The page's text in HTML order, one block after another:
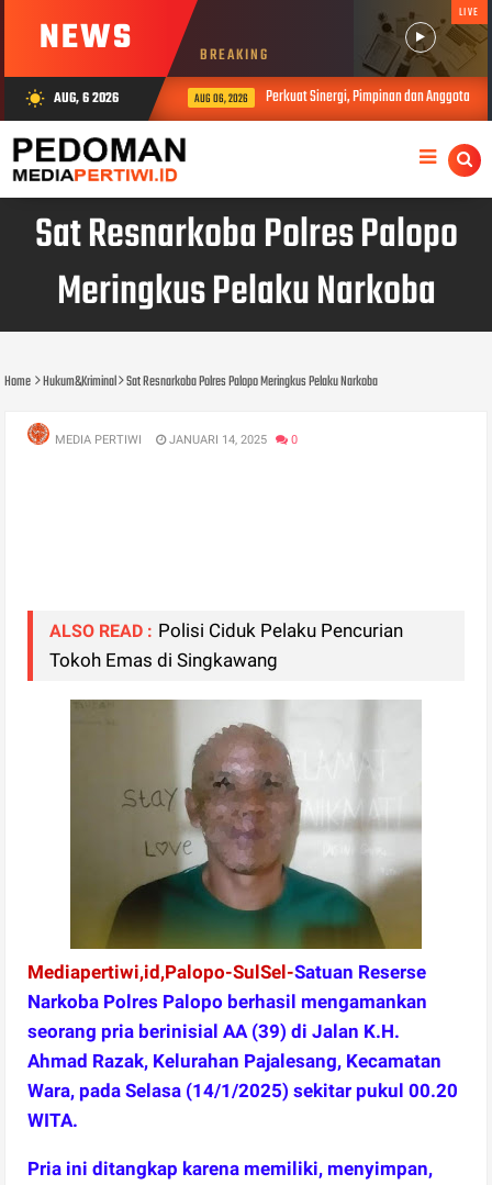
NEWS BREAKING
LIVE
wb_sunny AUG, 6 2026 AUG 06, 2026 Perkuat Sinergi, Pimpinan dan Anggota
Sat Resnarkoba Polres Palopo
Meringkus Pelaku Narkoba
Home Hukum&Kriminal Sat Resnarkoba Polres Palopo Meringkus Pelaku Narkoba
MEDIA PERTIWI JANUARI 14, 2025 0
ALSO READ : Polisi Ciduk Pelaku Pencurian
Tokoh Emas di Singkawang
Mediapertiwi,id,Palopo-SulSel-Satuan Reserse
Narkoba Polres Palopo berhasil mengamankan
seorang pria berinisial AA (39) di Jalan K.H.
Ahmad Razak, Kelurahan Pajalesang, Kecamatan
Wara, pada Selasa (14/1/2025) sekitar pukul 00.20
WITA.
Pria ini ditangkap karena memiliki, menyimpan,